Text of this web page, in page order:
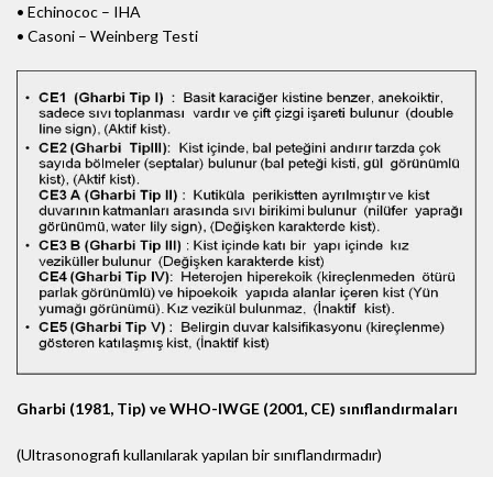
• Echinococ – IHA
• Casoni – Weinberg Testi
Gharbi (1981, Tip) ve WHO-IWGE (2001, CE) sınıflandırmaları
(Ultrasonografi kullanılarak yapılan bir sınıflandırmadır)